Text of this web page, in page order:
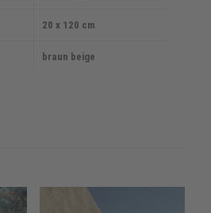
20 x 120 cm
braun beige